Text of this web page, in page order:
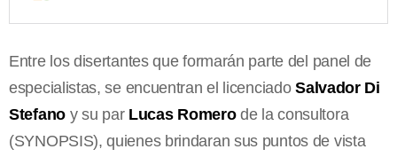
Entre los disertantes que formarán parte del panel de
especialistas, se encuentran el licenciadoSalvador Di
Stefanoy su par Lucas Romerode la consultora
(SYNOPSIS), quienes brindaran sus puntos de vista